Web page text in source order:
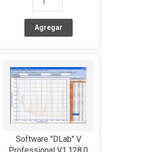
Software "DLab" V
Professional V1.128.0